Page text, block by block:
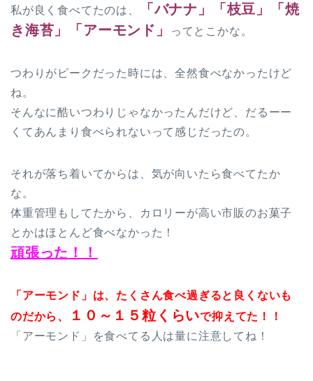
私が良く食べてたのは、
「バナナ」「枝豆」「焼
き海苔」「アーモンド」
ってとこかな。
つわりがピークだった時には、全然食べなかったけど
ね。
そんなに酷いつわりじゃなかったんだけど、だるーー
くてあんまり食べられないって感じだったの。
それが落ち着いてからは、気が向いたら食べてたか
な。
体重管理もしてたから、カロリーが高い市販のお菓子
とかはほとんど食べなかった！
頑張った！！
「アーモンド」は、たくさん食べ過ぎると良くないも
のだから、
１０～１５粒くらいで抑えてた！！
「アーモンド」を食べてる人は量に注意してね！